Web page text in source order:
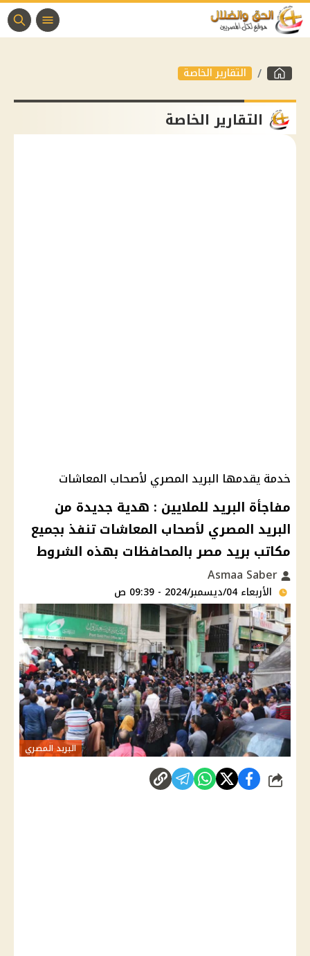
التقارير الخاصة
التقارير الخاصة
خدمة يقدمها البريد المصري لأصحاب المعاشات
مفاجأة البريد للملايين : هدية جديدة من
البريد المصري لأصحاب المعاشات تنفذ بجميع
مكاتب بريد مصر بالمحافظات بهذه الشروط
الأربعاء 04/ديسمبر/2024 - 09:39 ص
البريد المصري
شارك